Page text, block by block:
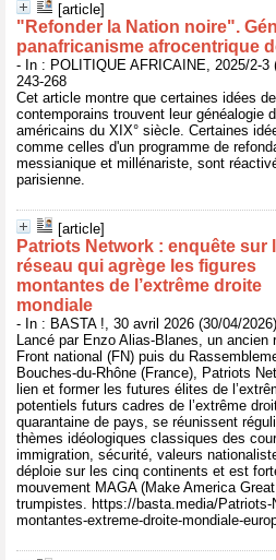
[article]
"Refonder la Nation noire".
panafricanisme afrocentrique
- In : POLITIQUE AFRICAINE, 2025/2-3
243-268
Cet article montre que certaines idées
contemporains trouvent leur généalogie
américains du XIX° siècle. Certaines
comme celles d'un programme de
messianique et millénariste, sont
parisienne.
[article]
Patriots Network : enquête sur
réseau qui agrège les figures
montantes de l’extrême droite
mondiale
- In : BASTA !, 30 avril 2026 (30/04/
Lancé par Enzo Alias-Blanes, un
Front national (FN) puis du
Bouches-du-Rhône (France), Patriots
lien et former les futures élites de
potentiels futurs cadres de l’extrême
quarantaine de pays, se réunissent
thèmes idéologiques classiques des
immigration, sécurité, valeurs
déploie sur les cinq continents et est
mouvement MAGA (Make America
trumpistes. https://basta.media/Patriots-
montantes-extreme-droite-mondiale-